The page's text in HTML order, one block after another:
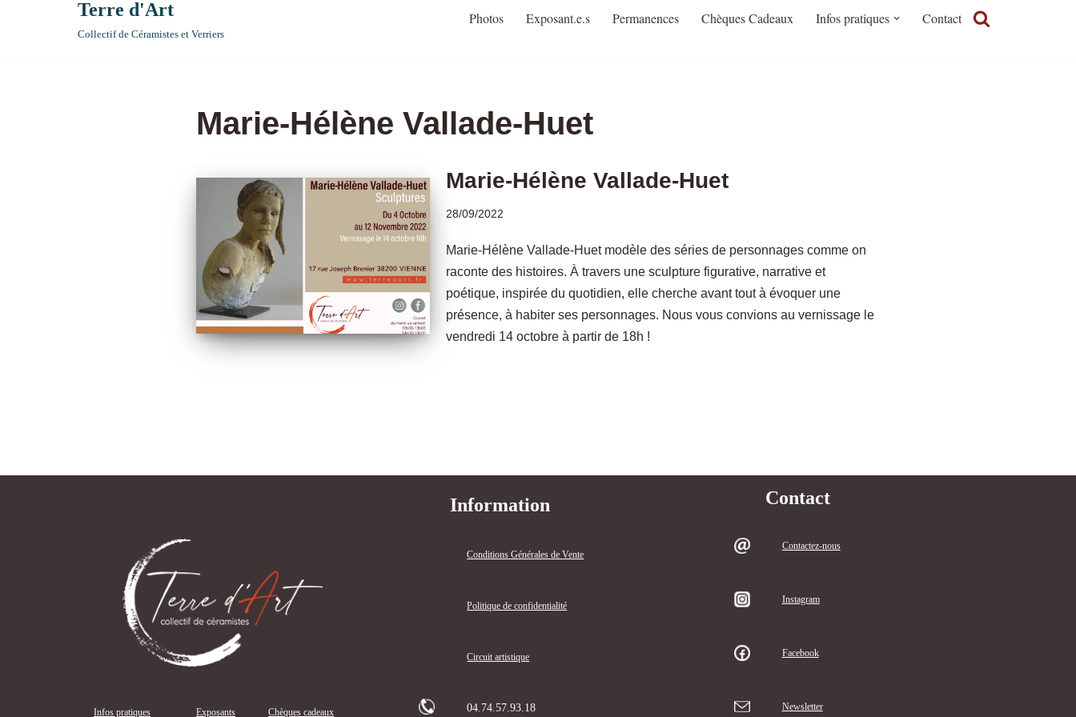
Terre d'Art
Collectif de Céramistes et Verriers
Photos Exposant.e.s Permanences Chèques Cadeaux Infos pratiques Contact
Marie-Hélène Vallade-Huet
Marie-Hélène Vallade-Huet
28/09/2022
Marie-Hélène Vallade-Huet modèle des séries de personnages comme on
raconte des histoires. À travers une sculpture figurative, narrative et
poétique, inspirée du quotidien, elle cherche avant tout à évoquer une
présence, à habiter ses personnages. Nous vous convions au vernissage le
vendredi 14 octobre à partir de 18h !
Infos pratiques Exposants Chèques cadeaux
Information
Conditions Générales de Vente
Politique de confidentialité
Circuit artistique
04.74.57.93.18
Contact
Contactez-nous
Instagram
Facebook
Newsletter